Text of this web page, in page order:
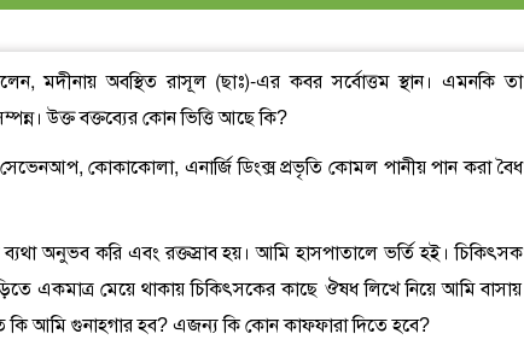
মদীনায় অবস্থিত রাসূল (ছাঃ)-এর কবর সর্বোত্তম স্থান। এমনকি তা
উক্ত বক্তব্যের কোন ভিত্তি আছে কি?
কোকাকোলা, এনার্জি ডিংক্স প্রভৃতি কোমল পানীয় পান করা বৈধ
অনুভব করি এবং রক্তস্রাব হয়। আমি হাসপাতালে ভর্তি হই। চিকিৎসক
একমাত্র মেয়ে থাকায় চিকিৎসকের কাছে ঔষধ লিখে নিয়ে আমি বাসায়
কি আমি গুনাহগার হব? এজন্য কি কোন কাফফারা দিতে হবে?